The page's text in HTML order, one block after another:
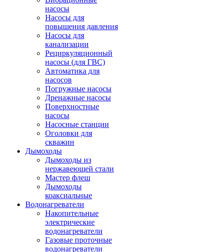
насосы
Насосы для
повышения давления
Насосы для
канализации
Рециркуляционный
насосы (для ГВС)
Автоматика для
насосов
Погружные насосы
Дренажные насосы
Поверхностные
насосы
Насосные станции
Оголовки для
скважин
Дымоходы
Дымоходы из
нержавеющей стали
Мастер флеш
Дымоходы
коаксиальные
Водонагреватели
Накопительные
электрические
водонагреватели
Газовые проточные
водонагреватели